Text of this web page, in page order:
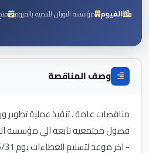
الفيوم مؤسسة النوران للتنمية بالفيوم
وصف المناقصة